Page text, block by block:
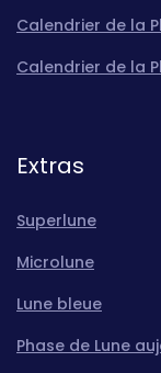
Calendrier de la
Calendrier de la
Extras
Superlune
Microlune
Lune bleue
Phase de Lune